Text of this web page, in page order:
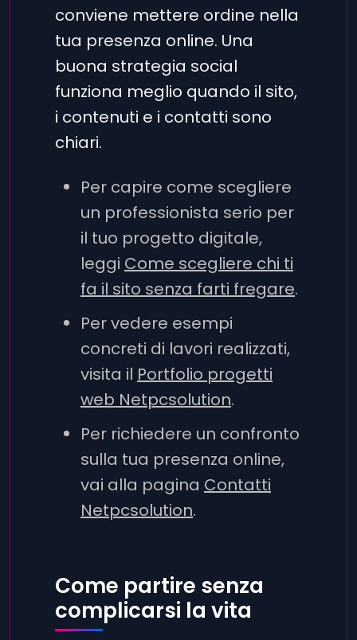
conviene mettere ordine nella
tua presenza online. Una
buona strategia social
funziona meglio quando il sito,
i contenuti e i contatti sono
chiari.
Per capire come scegliere
un professionista serio per
il tuo progetto digitale,
leggi Come scegliere chi ti
fa il sito senza farti fregare.
Per vedere esempi
concreti di lavori realizzati,
visita il Portfolio progetti
web Netpcsolution.
Per richiedere un confronto
sulla tua presenza online,
vai alla pagina Contatti
Netpcsolution.
Come partire senza
complicarsi la vita